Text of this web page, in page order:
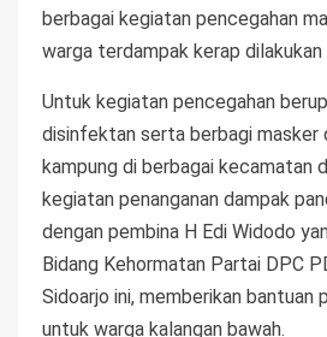
berbagai kegiatan pencegahan
warga terdampak kerap dilakukan
Untuk kegiatan pencegahan
disinfektan serta berbagi masker
kampung di berbagai kecamatan
kegiatan penanganan dampak
dengan pembina H Edi Widodo
Bidang Kehormatan Partai DPC
Sidoarjo ini, memberikan bantuan
untuk warga kalangan bawah.